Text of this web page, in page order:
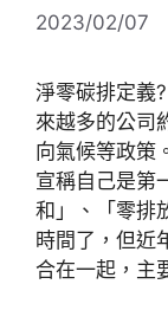
2023/02/07
淨零碳排定義
來越多的公司
向氣候等政策
宣稱自己是第
和」、「零排
時間了，但近
合在一起，主